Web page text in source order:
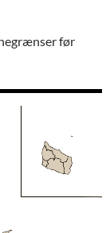
før